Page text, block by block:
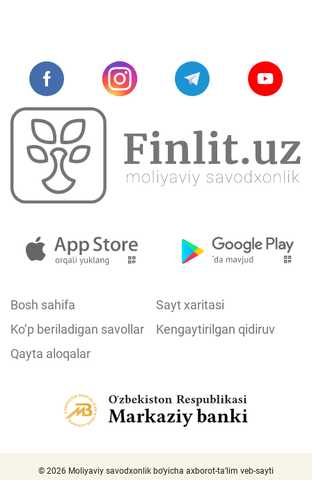
Bosh sahifa
Sayt xaritasi
Ko‘p beriladigan savollar
Kengaytirilgan qidiruv
Qayta aloqalar
© 2026 Moliyaviy savodxonlik bo‘yicha axborot-ta’lim veb-sayti